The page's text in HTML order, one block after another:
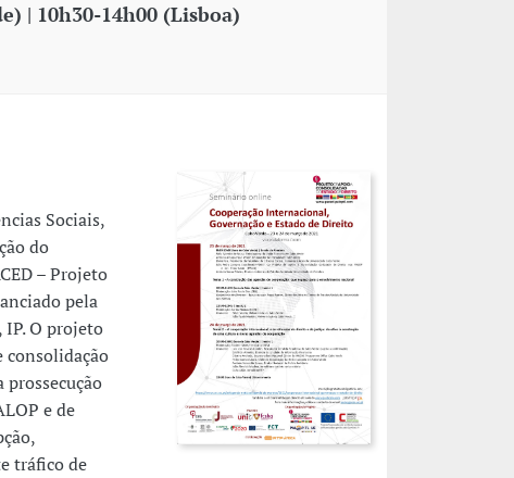
| 10h30-14h00 (Lisboa)
Sociais,
do
– Projeto
pela
O projeto
consolidação
e de
tráfico de